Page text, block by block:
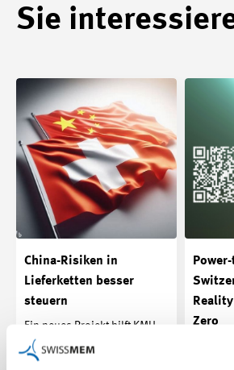
Sie
China-Risiken in
Lieferketten besser
steuern
Ein neues Projekt hilft KMU,
Abhängigkeiten von China zu
analysieren und
Zero